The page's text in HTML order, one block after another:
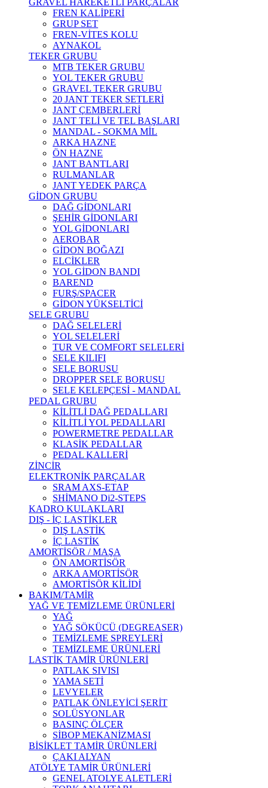
GRAVEL HAREKETLİ PARÇALAR
FREN KALİPERİ
GRUP SET
FREN-VİTES KOLU
AYNAKOL
TEKER GRUBU
MTB TEKER GRUBU
YOL TEKER GRUBU
GRAVEL TEKER GRUBU
20 JANT TEKER SETLERİ
JANT ÇEMBERLERİ
JANT TELİ VE TEL BAŞLARI
MANDAL - SOKMA MİL
ARKA HAZNE
ÖN HAZNE
JANT BANTLARI
RULMANLAR
JANT YEDEK PARÇA
GİDON GRUBU
DAĞ GİDONLARI
ŞEHİR GİDONLARI
YOL GİDONLARI
AEROBAR
GİDON BOĞAZI
ELCİKLER
YOL GİDON BANDI
BAREND
FURŞ/SPACER
GİDON YÜKSELTİCİ
SELE GRUBU
DAĞ SELELERİ
YOL SELELERİ
TUR VE COMFORT SELELERİ
SELE KILIFI
SELE BORUSU
DROPPER SELE BORUSU
SELE KELEPÇESİ - MANDAL
PEDAL GRUBU
KİLİTLİ DAĞ PEDALLARI
KİLİTLİ YOL PEDALLARI
POWERMETRE PEDALLAR
KLASİK PEDALLAR
PEDAL KALLERİ
ZİNCİR
ELEKTRONİK PARÇALAR
SRAM AXS-ETAP
SHİMANO Di2-STEPS
KADRO KULAKLARI
DIŞ - İÇ LASTİKLER
DIŞ LASTİK
İÇ LASTİK
AMORTİSÖR / MAŞA
ÖN AMORTİSÖR
ARKA AMORTİSÖR
AMORTİSÖR KİLİDİ
BAKIM/TAMİR
YAĞ VE TEMİZLEME ÜRÜNLERİ
YAĞ
YAĞ SÖKÜCÜ (DEGREASER)
TEMİZLEME SPREYLERİ
TEMİZLEME ÜRÜNLERİ
LASTİK TAMİR ÜRÜNLERİ
PATLAK SIVISI
YAMA SETİ
LEVYELER
PATLAK ÖNLEYİCİ ŞERİT
SOLÜSYONLAR
BASINÇ ÖLÇER
SİBOP MEKANİZMASI
BİSİKLET TAMİR ÜRÜNLERİ
ÇAKI ALYAN
ATÖLYE TAMİR ÜRÜNLERİ
GENEL ATOLYE ALETLERİ